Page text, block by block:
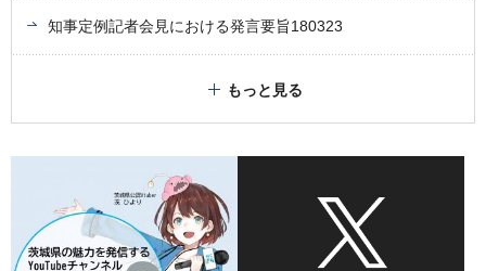
知事定例記者会見における発言要旨180323
もっと見る